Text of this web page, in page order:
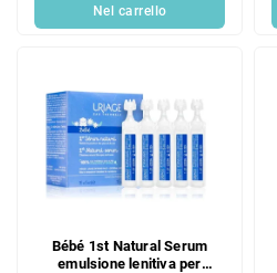
Nel carrello
Bébé 1st Natural Serum
emulsione lenitiva per